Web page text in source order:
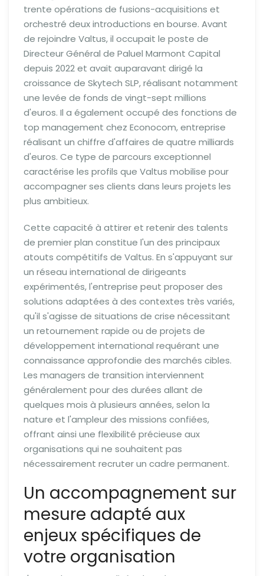
trente opérations de fusions-acquisitions et
orchestré deux introductions en bourse. Avant
de rejoindre Valtus, il occupait le poste de
Directeur Général de Paluel Marmont Capital
depuis 2022 et avait auparavant dirigé la
croissance de Skytech SLP, réalisant notamment
une levée de fonds de vingt-sept millions
d'euros. Il a également occupé des fonctions de
top management chez Econocom, entreprise
réalisant un chiffre d'affaires de quatre milliards
d'euros. Ce type de parcours exceptionnel
caractérise les profils que Valtus mobilise pour
accompagner ses clients dans leurs projets les
plus ambitieux.
Cette capacité à attirer et retenir des talents
de premier plan constitue l'un des principaux
atouts compétitifs de Valtus. En s'appuyant sur
un réseau international de dirigeants
expérimentés, l'entreprise peut proposer des
solutions adaptées à des contextes très variés,
qu'il s'agisse de situations de crise nécessitant
un retournement rapide ou de projets de
développement international requérant une
connaissance approfondie des marchés cibles.
Les managers de transition interviennent
généralement pour des durées allant de
quelques mois à plusieurs années, selon la
nature et l'ampleur des missions confiées,
offrant ainsi une flexibilité précieuse aux
organisations qui ne souhaitent pas
nécessairement recruter un cadre permanent.
Un accompagnement sur
mesure adapté aux
enjeux spécifiques de
votre organisation